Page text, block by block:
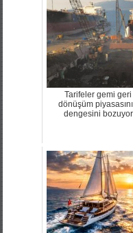
Tarifeler gemi geri
dönüşüm
dengesini bozuyor